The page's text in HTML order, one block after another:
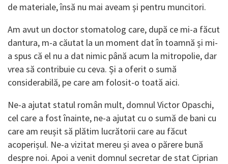
de materiale, însă nu mai aveam și pentru muncitori.
Am avut un doctor stomatolog care, după ce mi-a făcut
dantura, m-a căutat la un moment dat în toamnă și mi-
a spus că el nu a dat nimic până acum la mitropolie, dar
vrea să contribuie cu ceva. Și a oferit o sumă
considerabilă, pe care am folosit-o toată aici.
Ne-a ajutat statul român mult, domnul Victor Opaschi,
cel care a fost înainte, ne-a ajutat cu o sumă de bani cu
care am reușit să plătim lucrătorii care au făcut
acoperișul. Ne-a vizitat mereu și avea o părere bună
despre noi. Apoi a venit domnul secretar de stat Ciprian